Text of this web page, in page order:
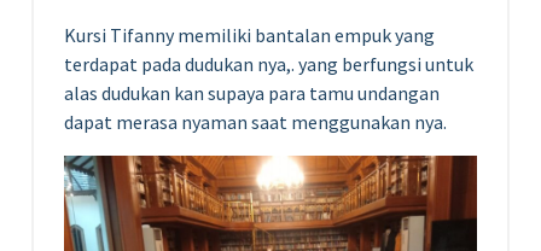
Kursi Tifanny memiliki bantalan empuk yang
terdapat pada dudukan nya,. yang berfungsi untuk
alas dudukan kan supaya para tamu undangan
dapat merasa nyaman saat menggunakan nya.